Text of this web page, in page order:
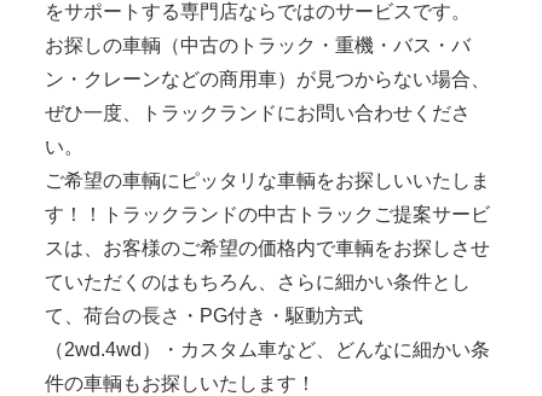
をサポートする専門店ならではのサービスです。
お探しの車輌（中古のトラック・重機・バス・バ
ン・クレーンなどの商用車）が見つからない場合、
ぜひ一度、トラックランドにお問い合わせくださ
い。
ご希望の車輌にピッタリな車輌をお探しいいたしま
す！！トラックランドの中古トラックご提案サービ
スは、お客様のご希望の価格内で車輌をお探しさせ
ていただくのはもちろん、さらに細かい条件とし
て、荷台の長さ・PG付き・駆動方式
（2wd.4wd）・カスタム車など、どんなに細かい条
件の車輌もお探しいたします！